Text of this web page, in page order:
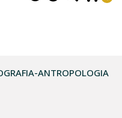
ANTROPOLOGIA